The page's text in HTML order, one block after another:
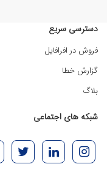
دسترسی سریع
فروش در افرافایل
گزارش خطا
بلاگ
شبکه های اجتماعی